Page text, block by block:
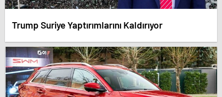
Trump Suriye Yaptırımlarını Kaldırıyor